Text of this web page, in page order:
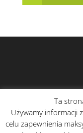
Ta
Używamy informacji
celu zapewnienia